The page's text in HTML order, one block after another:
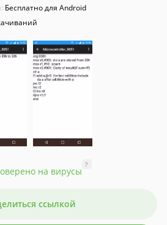
Бесплатно для Android
на вирусы
?
ссылкой